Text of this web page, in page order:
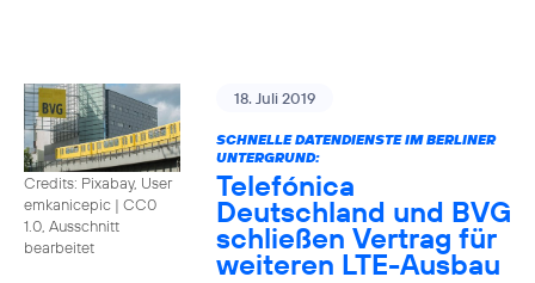
Credits: Pixabay, User
emkanicepic | CC0
1.0, Ausschnitt
bearbeitet
18. Juli 2019
SCHNELLE DATENDIENSTE IM BERLINER
UNTERGRUND:
Telefónica
Deutschland und BVG
schließen Vertrag für
weiteren LTE-Ausbau